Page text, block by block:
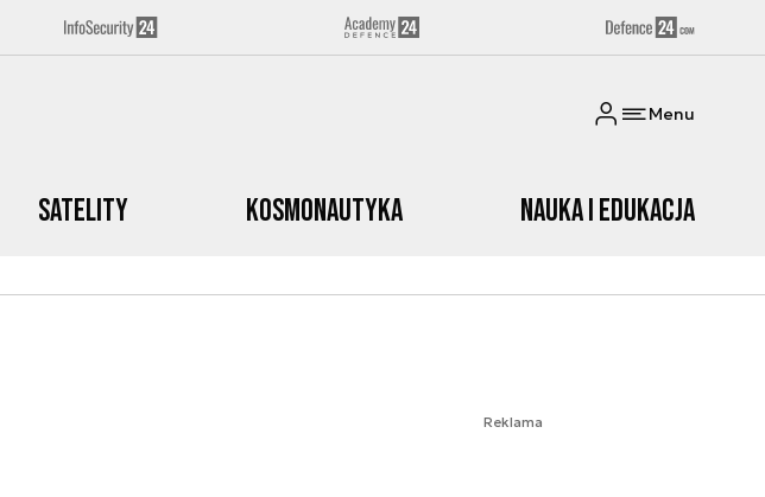
Menu
Satelity Kosmonautyka Nauka i edukacja
Reklama